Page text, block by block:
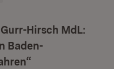
Hirsch MdL:
Baden-